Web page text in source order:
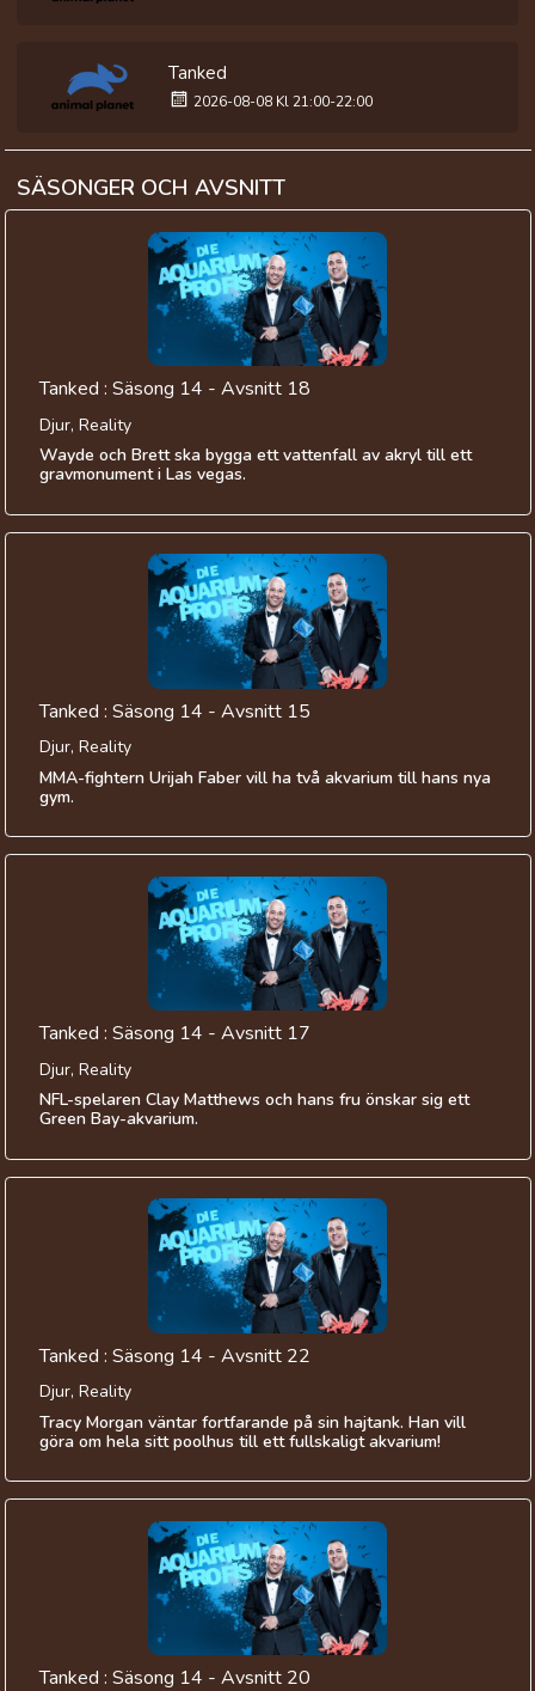
Tanked
2026-08-08 Kl 21:00-22:00
SÄSONGER OCH AVSNITT
Tanked : Säsong 14 - Avsnitt 18
Djur, Reality
Wayde och Brett ska bygga ett vattenfall av akryl till ett
gravmonument i Las vegas.
Tanked : Säsong 14 - Avsnitt 15
Djur, Reality
MMA-fightern Urijah Faber vill ha två akvarium till hans nya
gym.
Tanked : Säsong 14 - Avsnitt 17
Djur, Reality
NFL-spelaren Clay Matthews och hans fru önskar sig ett
Green Bay-akvarium.
Tanked : Säsong 14 - Avsnitt 22
Djur, Reality
Tracy Morgan väntar fortfarande på sin hajtank. Han vill
göra om hela sitt poolhus till ett fullskaligt akvarium!
Tanked : Säsong 14 - Avsnitt 20